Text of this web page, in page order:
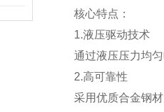
核心特点：
‌1.液压驱动技术‌
通过液压压力均
‌2.高可靠性‌
采用优质合金钢